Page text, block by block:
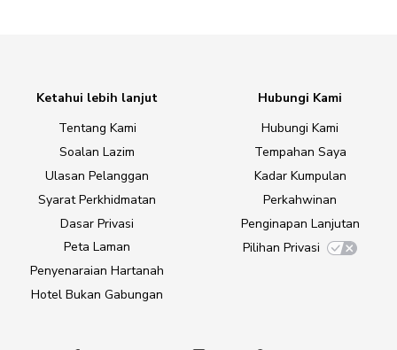
Ketahui lebih lanjut
Tentang Kami
Soalan Lazim
Ulasan Pelanggan
Syarat Perkhidmatan
Dasar Privasi
Peta Laman
Penyenaraian Hartanah
Hotel Bukan Gabungan
Hubungi Kami
Hubungi Kami
Tempahan Saya
Kadar Kumpulan
Perkahwinan
Penginapan Lanjutan
Pilihan Privasi